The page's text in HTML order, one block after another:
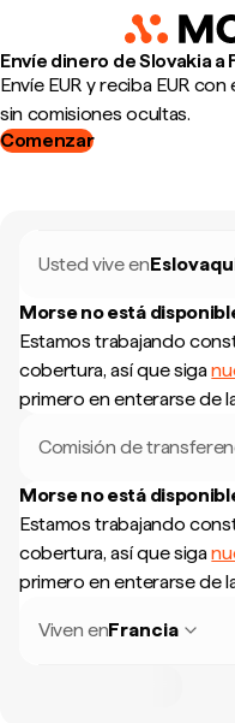
Envíe dinero de Slovakia a
Envíe EUR y reciba EUR
sin comisiones ocultas.
Comenzar
Usted vive en
Morse no está
Estamos trabajando
cobertura, así que siga
primero en enterarse de
Comisión de
Morse no está
Estamos trabajando
cobertura, así que siga
primero en enterarse de
Viven enFrancia